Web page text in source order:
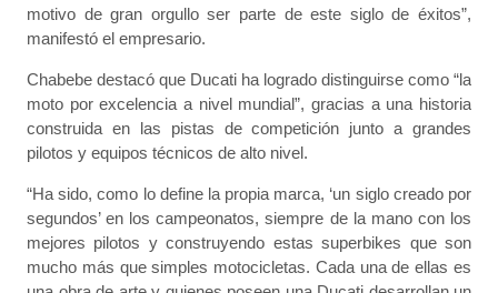
motivo de gran orgullo ser parte de este siglo de éxitos”,
manifestó el empresario.
Chabebe destacó que Ducati ha logrado distinguirse como “la
moto por excelencia a nivel mundial”, gracias a una historia
construida en las pistas de competición junto a grandes
pilotos y equipos técnicos de alto nivel.
“Ha sido, como lo define la propia marca, ‘un siglo creado por
segundos’ en los campeonatos, siempre de la mano con los
mejores pilotos y construyendo estas superbikes que son
mucho más que simples motocicletas. Cada una de ellas es